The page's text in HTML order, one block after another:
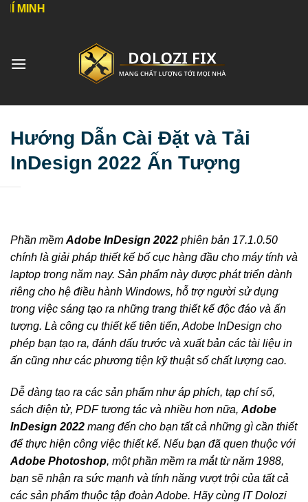
Bỏ
dung
Hướng Dẫn Cài Đặt và Tải
InDesign 2022 Ấn Tượng
Phần mềm Adobe InDesign 2022 phiên bản 17.1.0.50
chính là giải pháp thiết kế bố cục hàng đầu cho máy tính và
laptop trong năm nay. Sản phẩm này được phát triển dành
riêng cho hệ điều hành Windows, hỗ trợ người sử dụng
trong việc sáng tạo ra những trang thiết kế độc đáo và ấn
tượng. Là công cụ thiết kế tiên tiến, Adobe InDesign cho
phép bạn tạo ra, đánh dấu trước và xuất bản các tài liệu in
ấn cũng như các phương tiện kỹ thuật số chất lượng cao.
Dễ dàng tạo ra các sản phẩm như áp phích, tạp chí số,
sách điện tử, PDF tương tác và nhiều hơn nữa, Adobe
InDesign 2022 mang đến cho bạn tất cả những gì cần thiết
để thực hiện công việc thiết kế. Nếu bạn đã quen thuộc với
Adobe Photoshop, một phần mềm ra mắt từ năm 1988,
bạn sẽ nhận ra sức mạnh và tính năng vượt trội của tất cả
các sản phẩm thuộc tập đoàn Adobe. Hãy cùng IT Dolozi